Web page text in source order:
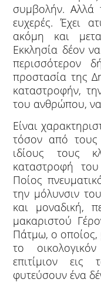
συμβολήν. Αλλά
ευχερές. Έχει
ακόμη και
Εκκλησία δέον
περισσότερον
προστασία της
καταστροφήν,
του ανθρώπου,
Είναι
τόσον από
ιδίους τους
καταστροφή
Ποίος
την μόλυνσιν
και μοναδική,
μακαριστού
Πάτμω, ο οποίος,
το
επιτίμιον εις
φυτεύσουν ένα